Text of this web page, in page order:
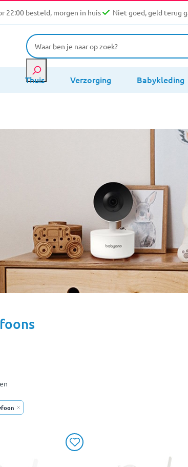
22:00 besteld, morgen in huis Niet goed, geld terug
Thuis Verzorging Babykleding